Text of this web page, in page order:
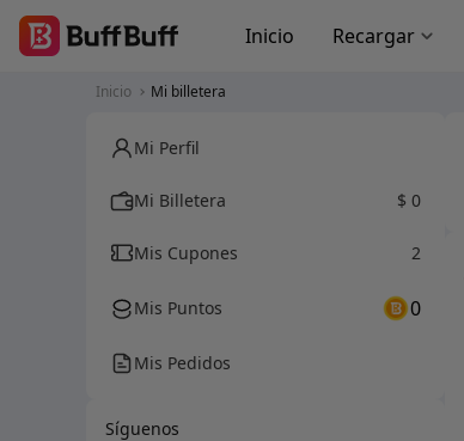
Inicio Recargar
Inicio Mi billetera
Mi Perfil
Mi Billetera $ 0
Mis Cupones 2
Mis Puntos 0
Mis Pedidos
Síguenos